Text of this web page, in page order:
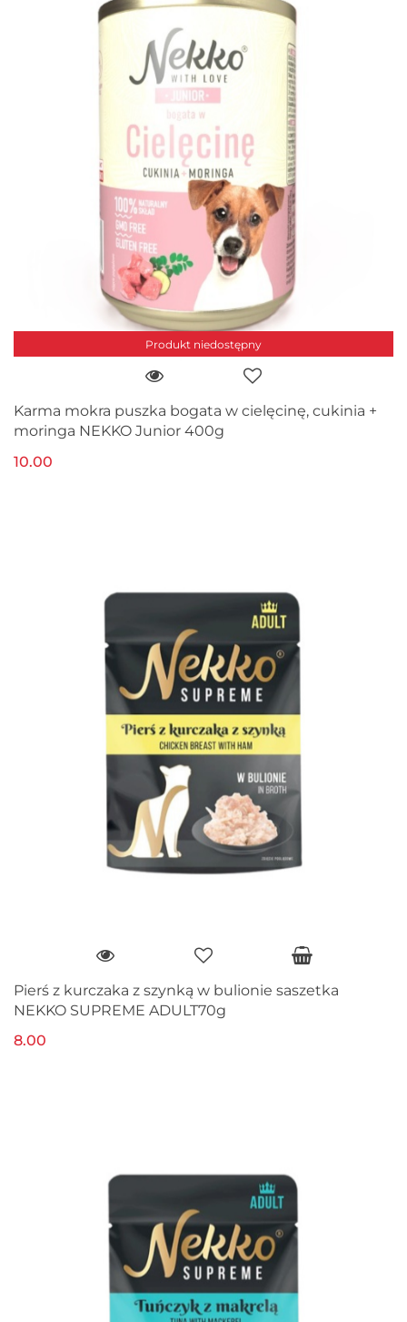
Produkt niedostępny
Karma mokra puszka bogata w cielęcinę, cukinia +
moringa NEKKO Junior 400g
10.00
Pierś z kurczaka z szynką w bulionie saszetka
NEKKO SUPREME ADULT70g
8.00